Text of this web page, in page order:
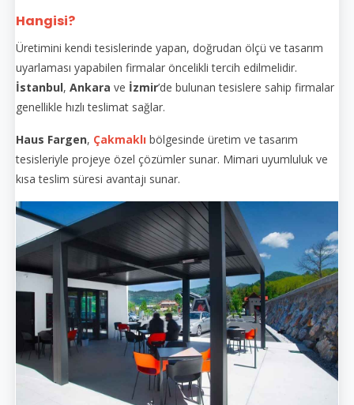
Hangisi?
Üretimini kendi tesislerinde yapan, doğrudan ölçü ve tasarım
uyarlaması yapabilen firmalar öncelikli tercih edilmelidir.
İstanbul, Ankara ve İzmir’de bulunan tesislere sahip firmalar
genellikle hızlı teslimat sağlar.
Haus Fargen, Çakmaklı bölgesinde üretim ve tasarım
tesisleriyle projeye özel çözümler sunar. Mimari uyumluluk ve
kısa teslim süresi avantajı sunar.